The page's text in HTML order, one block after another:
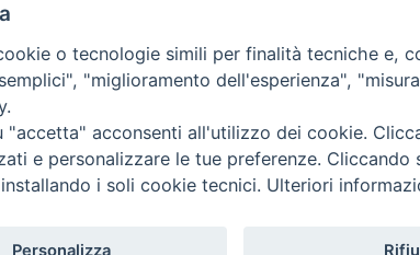
Indirizzo
Via Garibaldi,
Orari
da lunedi al
o tecnologie simili per finalità tecniche e,
"miglioramento dell'esperienza",
"accetta" acconsenti all'utilizzo dei cookie.
e personalizzare le tue preferenze.
i soli cookie tecnici. Ulteriori
Personalizza